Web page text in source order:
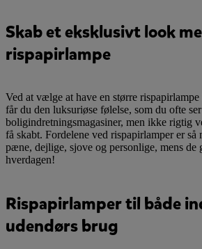
Skab et eksklusivt look
rispapirlampe
Ved at vælge at have en større
får du den luksuriøse følelse, som du ofte
boligindretningsmagasiner, men ikke rigtig
få skabt. Fordelene ved rispapirlamper er så
pæne, dejlige, sjove og personlige, mens
hverdagen!
Rispapirlamper til både
udendørs brug